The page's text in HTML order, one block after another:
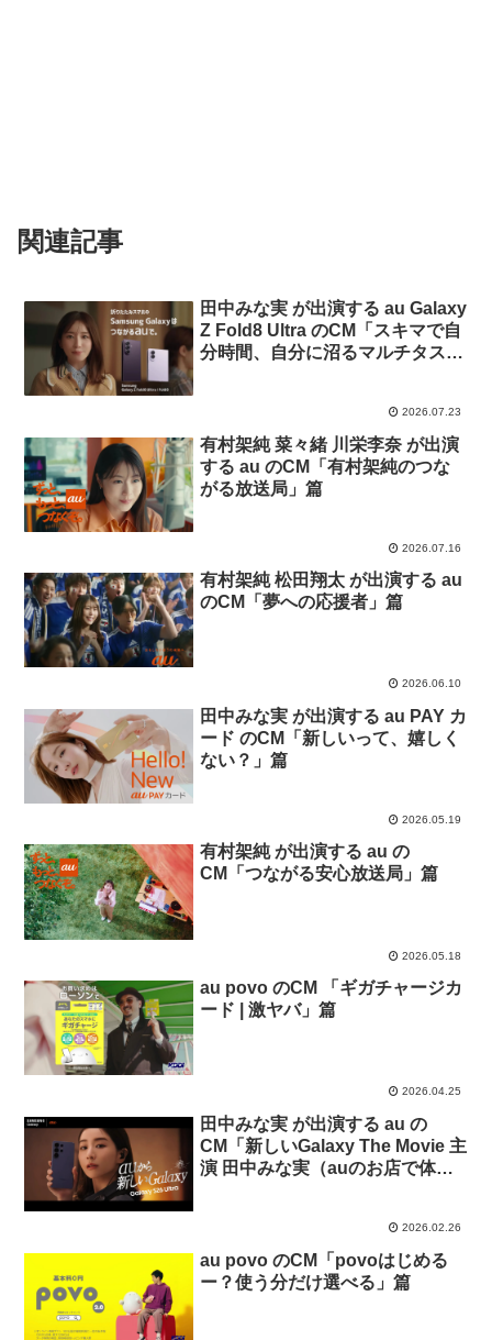
関連記事
田中みな実 が出演する au Galaxy
Z Fold8 Ultra のCM「スキマで自
分時間、自分に沼るマルチタス
2026.07.23
有村架純 菜々緒 川栄李奈 が出演
する au のCM「有村架純のつな
がる放送局」篇
2026.07.16
有村架純 松田翔太 が出演する au
のCM「夢への応援者」篇
2026.06.10
田中みな実 が出演する au PAY カ
ード のCM「新しいって、嬉しく
ない？」篇
2026.05.19
有村架純 が出演する au の
CM「つながる安心放送局」篇
2026.05.18
au povo のCM 「ギガチャージカ
ード | 激ヤバ」篇
2026.04.25
田中みな実 が出演する au の
CM「新しいGalaxy The Movie 主
演 田中みな実（auのお店で体
2026.02.26
au povo のCM「povoはじめる
ー？使う分だけ選べる」篇